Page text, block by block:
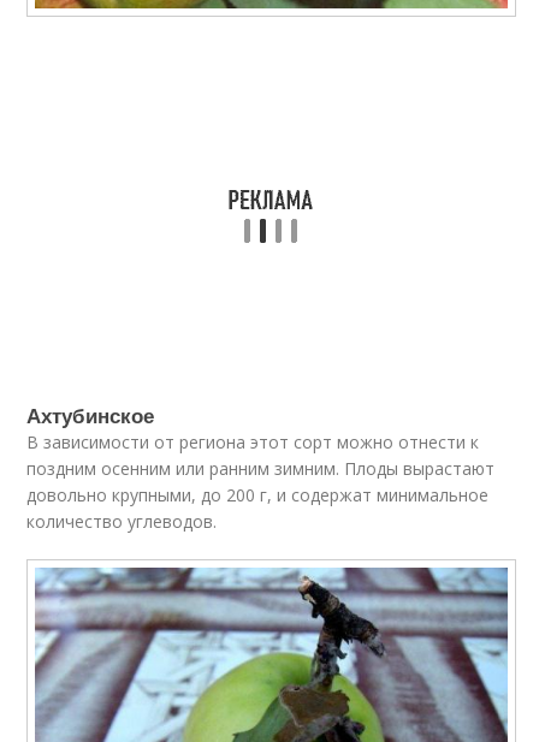
Ахтубинское
В зависимости от региона этот сорт можно отнести к
поздним осенним или ранним зимним. Плоды вырастают
довольно крупными, до 200 г, и содержат минимальное
количество углеводов.